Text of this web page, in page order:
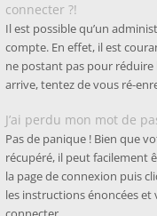
connecter ?!
Il est possible qu’un
compte. En effet, il est
ne postant pas pour réduire
arrive, tentez de vous ré-
J’ai perdu mon mot de
Pas de panique ! Bien que
récupéré, il peut facilement
la page de connexion puis
les instructions énoncées